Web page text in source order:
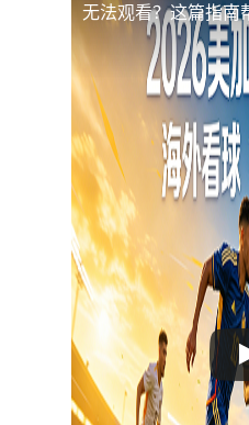
无法观看？这篇指南